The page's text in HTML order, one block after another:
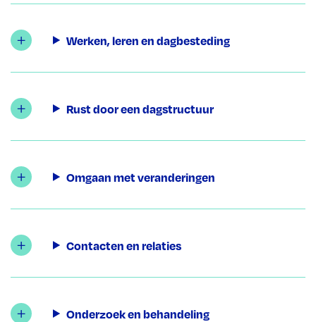
Werken, leren en dagbesteding
Rust door een dagstructuur
Omgaan met veranderingen
Contacten en relaties
Onderzoek en behandeling